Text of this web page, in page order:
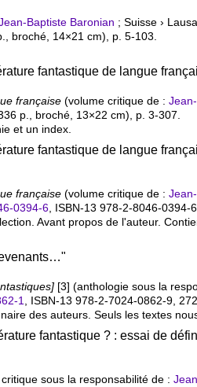
Baptiste Baronian ; Suisse ›
broché, 14×21 cm), p. 5-103.
fantastique de langue
française (volume critique de :
336 p., broché, 13×22 cm), p. 3-307.
et un index.
fantastique de langue
française (volume critique de :
0394-6 ISBN-13 978-2-8046-0394-6
Avant propos de l'auteur.
[3] (anthologie sous la
1, ISBN-13 978-2-7024-0862-9,
des auteurs. Seuls les textes
fantastique ? : essai de
sous la responsabilité de :